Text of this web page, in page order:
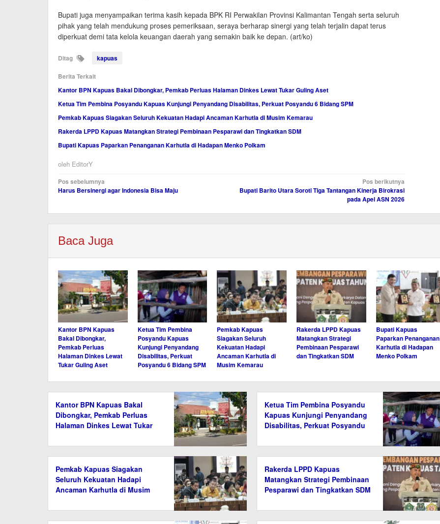
Bupati juga menyampaikan terima kasih kepada BPK RI Perwakilan Provinsi Kalimantan Tengah serta seluruh
pihak yang telah mendukung proses pemeriksaan, seraya berharap sinergi yang telah terjalin dapat terus
diperkuat demi tata kelola keuangan daerah yang semakin baik ke depan. (art/ko)
Ditag kapuas
Berita Terkait
Kantor BPN Kapuas Bakal Dibongkar, Pemkab Perluas Halaman Dinkes Lewat Tukar Guling Aset
Ketua Tim Pembina Posyandu Kapuas Kunjungi Penyandang Disabilitas, Perkuat Posyandu 6 Bidang SPM
Pemkab Kapuas Siagakan Seluruh Kekuatan Hadapi Ancaman Karhutla di Musim Kemarau
Rakerda LPPD Kapuas Matangkan Strategi Pembinaan Pesparawi dan Tingkatkan SDM
Bupati Kapuas Paparkan Penanganan Karhutla di Hadapan Menko Polkam
oleh EditorY
Navigasi
pos
Pos sebelumnya
Harus Bersinergi agar Indonesia Bisa Maju
Pos berikutnya
Bupati Barito Utara Soroti Tiga Tantangan Kinerja Birokrasi
pada Apel ASN 2026
Baca Juga
Kantor BPN Kapuas
Bakal Dibongkar,
Pemkab Perluas
Halaman Dinkes Lewat
Tukar Guling Aset
Ketua Tim Pembina
Posyandu Kapuas
Kunjungi Penyandang
Disabilitas, Perkuat
Posyandu 6 Bidang SPM
Pemkab Kapuas
Siagakan Seluruh
Kekuatan Hadapi
Ancaman Karhutla di
Musim Kemarau
Rakerda LPPD Kapuas
Matangkan Strategi
Pembinaan Pesparawi
dan Tingkatkan SDM
Bupati Kapuas
Paparkan Penanganan
Karhutla di Hadapan
Menko Polkam
Kantor BPN Kapuas Bakal
Dibongkar, Pemkab Perluas
Halaman Dinkes Lewat Tukar
Ketua Tim Pembina Posyandu
Kapuas Kunjungi Penyandang
Disabilitas, Perkuat Posyandu
Pemkab Kapuas Siagakan
Seluruh Kekuatan Hadapi
Ancaman Karhutla di Musim
Rakerda LPPD Kapuas
Matangkan Strategi Pembinaan
Pesparawi dan Tingkatkan SDM